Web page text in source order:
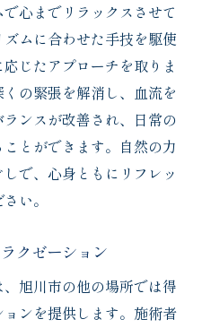
心までリラックスさせて
ムに合わせた手技を駆使
じたアプローチを取りま
の緊張を解消し、血流を
ンスが改善され、日常の
とができます。自然の力
で、心身ともにリフレッ
い。
クゼーション
旭川市の他の場所では得
ンを提供します。施術者